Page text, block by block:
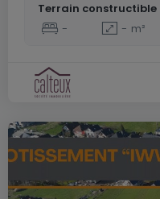
Terrain constructible
-
- m²